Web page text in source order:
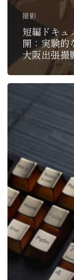
撮影
短編ドキュ
開：実験
大阪出張撮